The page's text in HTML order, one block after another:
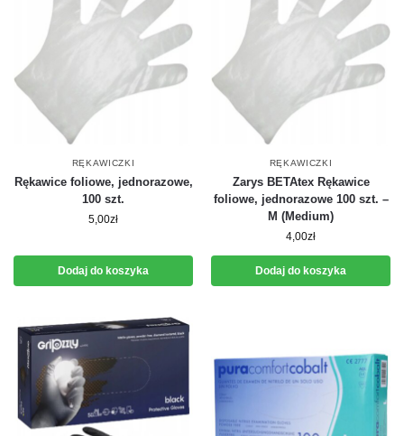
RĘKAWICZKI
Rękawice foliowe, jednorazowe,
100 szt.
5,00zł
Dodaj do koszyka
RĘKAWICZKI
Zarys BETAtex Rękawice
foliowe, jednorazowe 100 szt. –
M (Medium)
4,00zł
Dodaj do koszyka